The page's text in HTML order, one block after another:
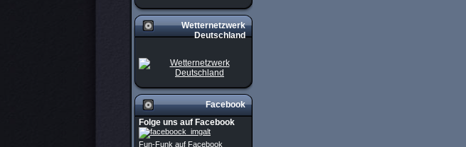
Wetternetzwerk
Deutschland
Facebook
Folge uns auf Facebook
Fun-Funk auf Facebook